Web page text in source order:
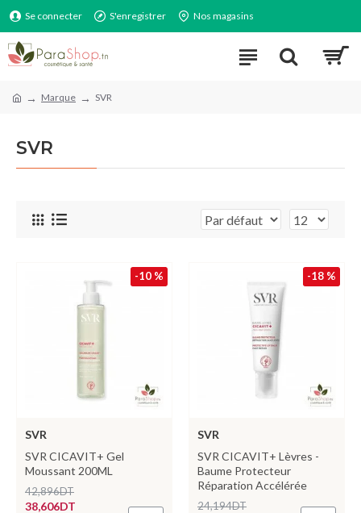
Se connecter S'enregistrer Nos magasins
Marque SVR
SVR
-10 %
SVR
SVR CICAVIT+ Gel
Moussant 200ML
38,606DT
42,896DT
-18 %
SVR
SVR CICAVIT+ Lèvres -
Baume Protecteur
Réparation Accélérée
24,194DT